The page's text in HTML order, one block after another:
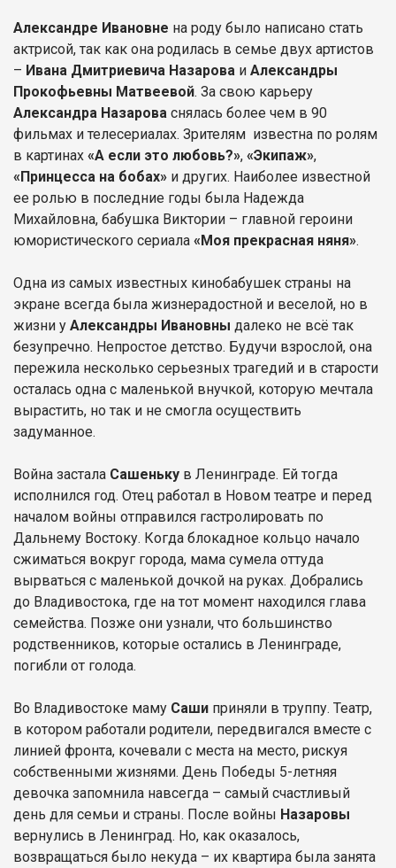
Александре Ивановне на роду было написано стать
актрисой, так как она родилась в семье двух артистов
– Ивана Дмитриевича Назарова и Александры
Прокофьевны Матвеевой. За свою карьеру
Александра Назарова снялась более чем в 90
фильмах и телесериалах. Зрителям известна по ролям
в картинах «А если это любовь?», «Экипаж»,
«Принцесса на бобах» и других. Наиболее известной
ее ролью в последние годы была Надежда
Михайловна, бабушка Виктории – главной героини
юмористического сериала «Моя прекрасная няня».
Одна из самых известных кинобабушек страны на
экране всегда была жизнерадостной и веселой, но в
жизни у Александры Ивановны далеко не всё так
безупречно. Непростое детство. Будучи взрослой, она
пережила несколько серьезных трагедий и в старости
осталась одна с маленькой внучкой, которую мечтала
вырастить, но так и не смогла осуществить
задуманное.
Война застала Сашеньку в Ленинграде. Ей тогда
исполнился год. Отец работал в Новом театре и перед
началом войны отправился гастролировать по
Дальнему Востоку. Когда блокадное кольцо начало
сжиматься вокруг города, мама сумела оттуда
вырваться с маленькой дочкой на руках. Добрались
до Владивостока, где на тот момент находился глава
семейства. Позже они узнали, что большинство
родственников, которые остались в Ленинграде,
погибли от голода.
Во Владивостоке маму Саши приняли в труппу. Театр,
в котором работали родители, передвигался вместе с
линией фронта, кочевали с места на место, рискуя
собственными жизнями. День Победы 5-летняя
девочка запомнила навсегда – самый счастливый
день для семьи и страны. После войны Назаровы
вернулись в Ленинград. Но, как оказалось,
возвращаться было некуда – их квартира была занята